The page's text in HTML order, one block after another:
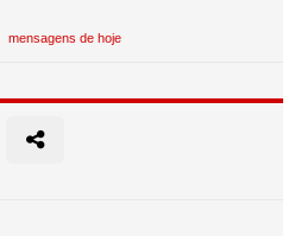
mensagens de hoje